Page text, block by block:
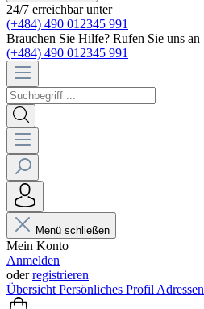
24/7 erreichbar unter
(+484) 490 012345 991
Brauchen Sie Hilfe? Rufen Sie uns an
(+484) 490 012345 991
Menü schließen
Mein Konto
Anmelden
oderregistrieren
Übersicht Persönliches Profil Adressen